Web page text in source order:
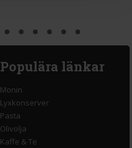
Populära länkar
Monin
Lyxkonserver
Pasta
Olivolja
Kaffe & Te